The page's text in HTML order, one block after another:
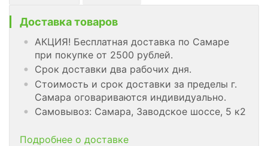
Доставка товаров
АКЦИЯ! Бесплатная доставка по Самаре
при покупке от 2500 рублей.
Срок доставки два рабочих дня.
Стоимость и срок доставки за пределы г.
Самара оговариваются индивидуально.
Самовывоз: Самара, Заводское шоссе, 5 к2
Подробнее о доставке